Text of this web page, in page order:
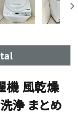
機 風乾燥
浄 まとめ